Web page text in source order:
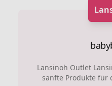
Lansinoh Outlet
sanfte Produkte für